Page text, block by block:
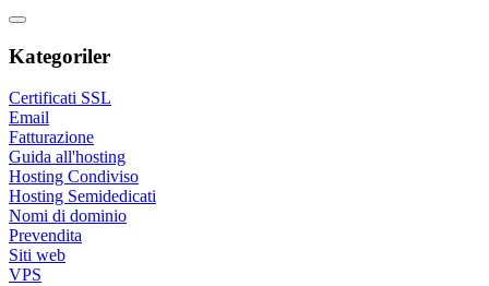
Kategoriler
Certificati SSL
Email
Fatturazione
Guida all'hosting
Hosting Condiviso
Hosting Semidedicati
Nomi di dominio
Prevendita
Siti web
VPS